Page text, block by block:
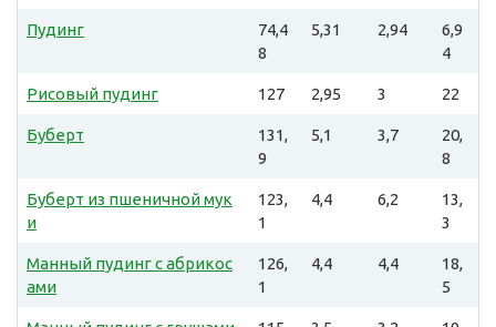
Пудинг
74,4
8
5,31 2,94
6,9
4
Рисовый пудинг 127 2,95 3 22
Буберт
131,
9
5,1 3,7
20,
8
Буберт из пшеничной мук
и
123,
1
4,4 6,2
13,
3
Манный пудинг с абрикос
ами
126,
1
4,4 4,4
18,
5